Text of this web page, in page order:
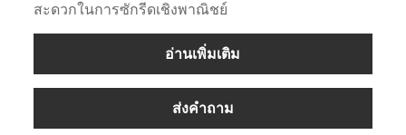
สะดวกในการซักรีดเชิงพาณิชย์
อ่านเพิ่มเติม
ส่งคำถาม